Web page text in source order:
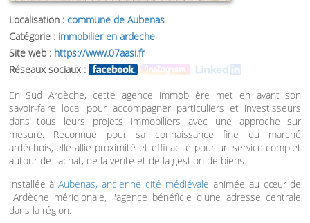
Localisation : commune de Aubenas
Catégorie : immobilier en ardeche
Site web : https://www.07aasi.fr
Réseaux sociaux :
En Sud Ardèche, cette agence immobilière met en avant son
savoir-faire local pour accompagner particuliers et investisseurs
dans tous leurs projets immobiliers avec une approche sur
mesure. Reconnue pour sa connaissance fine du marché
ardéchois, elle allie proximité et efficacité pour un service complet
autour de l'achat, de la vente et de la gestion de biens.
Installée àAubenas, ancienne cité médiévale animée au cœur de
l'Ardèche méridionale, l'agence bénéficie d'une adresse centrale
dans la région.